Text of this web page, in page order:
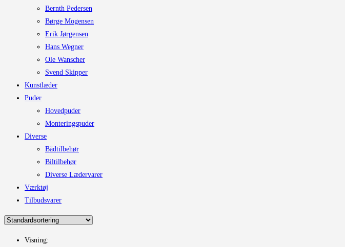
Bernth Pedersen
Børge Mogensen
Erik Jørgensen
Hans Wegner
Ole Wanscher
Svend Skipper
Kunstlæder
Puder
Hovedpuder
Monteringspuder
Diverse
Bådtilbehør
Biltilbehør
Diverse Lædervarer
Værktøj
Tilbudsvarer
Visning: